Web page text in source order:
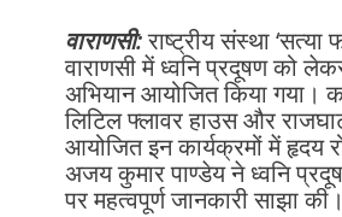
वाराणसी:राष्ट्रीय संस्था ‘सत्या
वाराणसी में ध्वनि प्रदूषण को
अभियान आयोजित किया गया।
लिटिल फ्लावर हाउस और
आयोजित इन कार्यक्रमों में हृदय
अजय कुमार पाण्डेय ने ध्वनि
पर महत्वपूर्ण जानकारी साझा की।